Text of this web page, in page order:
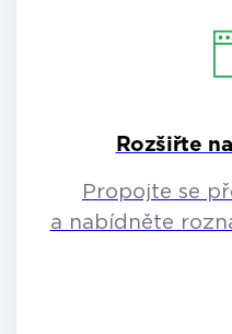
Rozšiřte
Propojte se
a nabídněte